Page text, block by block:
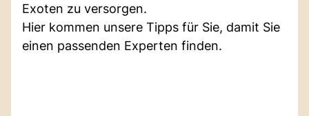
Exoten zu versorgen.
Hier kommen unsere Tipps für Sie, damit Sie
einen passenden Experten finden.